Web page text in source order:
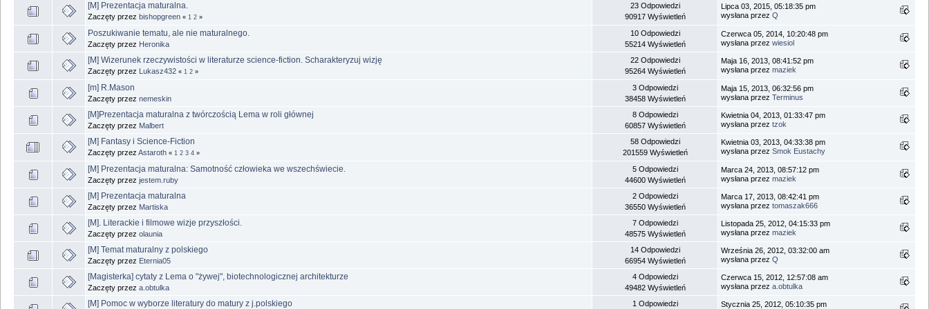
[M] Prezentacja maturalna.
Zaczęty przez bishopgreen « 1 2 »
23 Odpowiedzi
90917 Wyświetleń
Lipca 03, 2015, 05:18:35 pm
wysłana przez Q
Poszukiwanie tematu, ale nie maturalnego.
Zaczęty przez Heronika
10 Odpowiedzi
55214 Wyświetleń
Czerwca 05, 2014, 10:20:48 pm
wysłana przez wiesiol
[M] Wizerunek rzeczywistości w literaturze science-fiction. Scharakteryzuj wizję
Zaczęty przez Lukasz432 « 1 2 »
22 Odpowiedzi
95264 Wyświetleń
Maja 16, 2013, 08:41:52 pm
wysłana przez maziek
[m] R.Mason
Zaczęty przez nemeskin
3 Odpowiedzi
38458 Wyświetleń
Maja 15, 2013, 06:32:56 pm
wysłana przez Terminus
[M]Prezentacja maturalna z twórczością Lema w roli głównej
Zaczęty przez Malbert
8 Odpowiedzi
60857 Wyświetleń
Kwietnia 04, 2013, 01:33:47 pm
wysłana przez tzok
[M] Fantasy i Science-Fiction
Zaczęty przez Astaroth « 1 2 3 4 »
58 Odpowiedzi
201559 Wyświetleń
Kwietnia 03, 2013, 04:33:38 pm
wysłana przez Smok Eustachy
[M] Prezentacja maturalna: Samotność człowieka we wszechświecie.
Zaczęty przez jestem.ruby
5 Odpowiedzi
44600 Wyświetleń
Marca 24, 2013, 08:57:12 pm
wysłana przez maziek
[M] Prezentacja maturalna
Zaczęty przez Martiska
2 Odpowiedzi
36550 Wyświetleń
Marca 17, 2013, 08:42:41 pm
wysłana przez tomaszak666
[M]. Literackie i filmowe wizje przyszłości.
Zaczęty przez olaunia
7 Odpowiedzi
48575 Wyświetleń
Listopada 25, 2012, 04:15:33 pm
wysłana przez maziek
[M] Temat maturalny z polskiego
Zaczęty przez Eternia05
14 Odpowiedzi
66954 Wyświetleń
Września 26, 2012, 03:32:00 am
wysłana przez Q
[Magisterka] cytaty z Lema o "żywej", biotechnologicznej architekturze
Zaczęty przez a.obtulka
4 Odpowiedzi
49482 Wyświetleń
Czerwca 15, 2012, 12:57:08 am
wysłana przez a.obtulka
[M] Pomoc w wyborze literatury do matury z j.polskiego
1 Odpowiedzi
Stycznia 25, 2012, 05:10:35 pm